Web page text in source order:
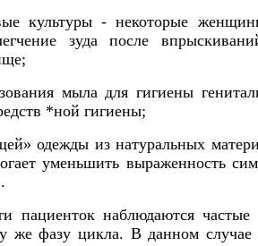
культуры - некоторые
зуда после
мыла для гигиены
*ной гигиены;
одежды из натуральных
уменьшить выраженность
пациенток наблюдаются частые
же фазу цикла. В данном случае